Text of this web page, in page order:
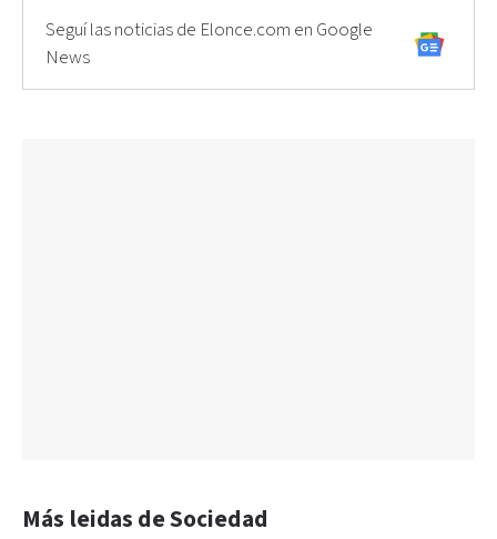
Seguí las noticias de Elonce.com en Google
News
Más leidas de Sociedad